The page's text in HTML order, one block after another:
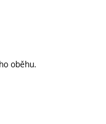
oběhu.